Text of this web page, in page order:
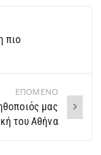
πιο
ΕΠΟΜΕΝΟ
μας
του Αθήνα